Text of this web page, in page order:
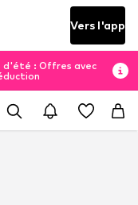
Vers l'app
d'été : Offres avec